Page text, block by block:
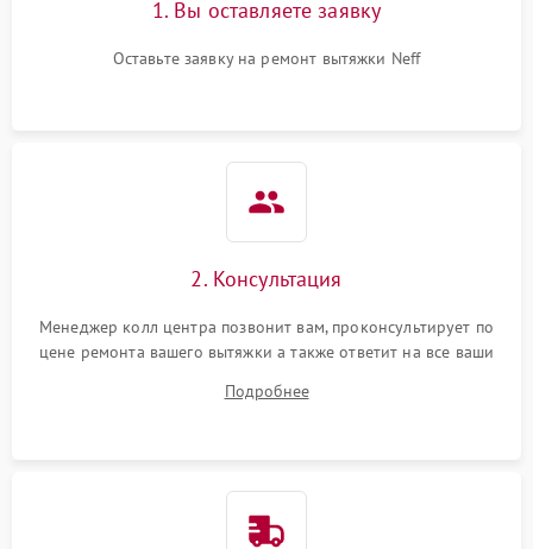
1. Вы оставляете заявку
Оставьте заявку на ремонт вытяжки Neff
2. Консультация
Менеджер колл центра позвонит вам, проконсультирует по
цене ремонта вашего вытяжки а также ответит на все ваши
Подробнее